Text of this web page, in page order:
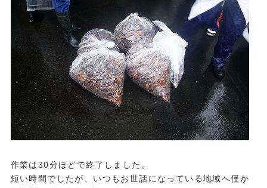
作業は30分ほどで終了しました。
短い時間でしたが、いつもお世話になっている地域へ僅か